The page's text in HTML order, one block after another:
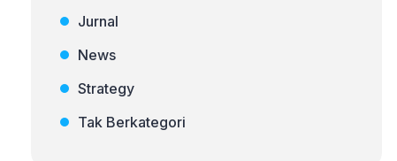
Jurnal
News
Strategy
Tak Berkategori